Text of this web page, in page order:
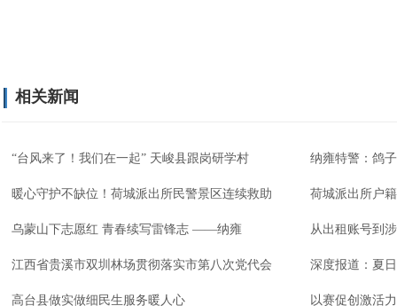
相关新闻
“台风来了！我们在一起” 天峻县跟岗研学村 纳雍特警：鸽
暖心守护不缺位！荷城派出所民警景区连续救助 荷城派出所户
乌蒙山下志愿红 青春续写雷锋志 ——纳雍 从出租账号到
江西省贵溪市双圳林场贯彻落实市第八次党代会 深度报道：夏
高台县做实做细民生服务暖人心 以赛促创激活